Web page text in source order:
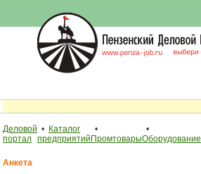
Деловой
портал
• Каталог
предприятий
•
Промтовары
•
Оборудование
Анкета